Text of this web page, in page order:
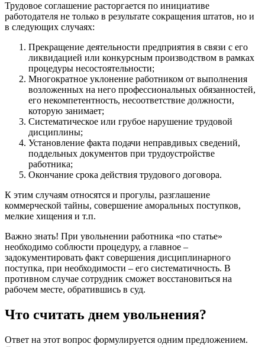
Трудовое соглашение расторгается по инициативе
работодателя не только в результате сокращения штатов, но и
в следующих случаях:
Прекращение деятельности предприятия в связи с его
ликвидацией или конкурсным производством в рамках
процедуры несостоятельности;
Многократное уклонение работником от выполнения
возложенных на него профессиональных обязанностей,
его некомпетентность, несоответствие должности,
которую занимает;
Систематическое или грубое нарушение трудовой
дисциплины;
Установление факта подачи неправдивых сведений,
поддельных документов при трудоустройстве
работника;
Окончание срока действия трудового договора.
К этим случаям относятся и прогулы, разглашение
коммерческой тайны, совершение аморальных поступков,
мелкие хищения и т.п.
Важно знать! При увольнении работника «по статье»
необходимо соблюсти процедуру, а главное –
задокументировать факт совершения дисциплинарного
поступка, при необходимости – его систематичность. В
противном случае сотрудник сможет восстановиться на
рабочем месте, обратившись в суд.
Что считать днем увольнения?
Ответ на этот вопрос формулируется одним предложением.